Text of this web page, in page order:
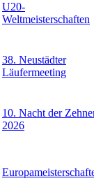
U20-
Weltmeisterschaften
38. Neustädter
Läufermeeting
10. Nacht der
2026